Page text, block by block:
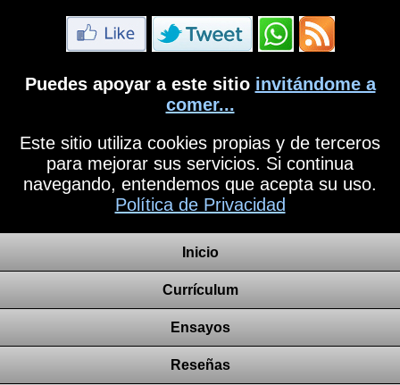
Puedes apoyar a este sitio invitándome a
comer...
Este sitio utiliza cookies propias y de terceros
para mejorar sus servicios. Si continua
navegando, entendemos que acepta su uso.
Política de Privacidad
Inicio
Currículum
Ensayos
Reseñas